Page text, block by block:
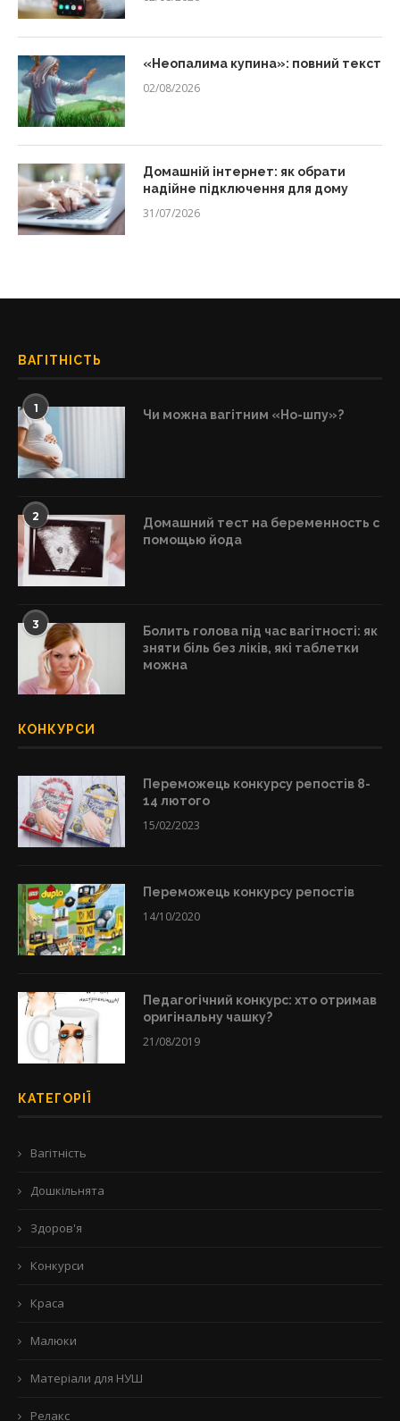
«Неопалима купина»: повний текст
02/08/2026
Домашній інтернет: як обрати
надійне підключення для дому
31/07/2026
ВАГІТНІСТЬ
1 Чи можна вагітним «Но-шпу»?
2
Домашний тест на беременность с
помощью йода
3
Болить голова під час вагітності: як
зняти біль без ліків, які таблетки
можна
КОНКУРСИ
Переможець конкурсу репостів 8-
14 лютого
15/02/2023
Переможець конкурсу репостів
14/10/2020
Педагогічний конкурс: хто отримав
оригінальну чашку?
21/08/2019
КАТЕГОРІЇ
Вагітність
Дошкільнята
Здоров'я
Конкурси
Краса
Малюки
Матеріали для НУШ
Релакс